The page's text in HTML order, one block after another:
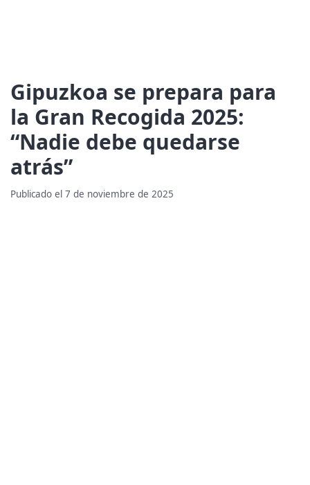
Gipuzkoa se prepara para
la Gran Recogida 2025:
“Nadie debe quedarse
atrás”
Publicado el 7 de noviembre de 2025